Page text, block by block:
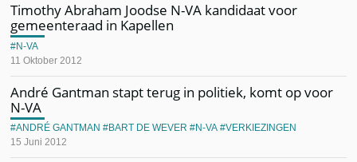
Timothy Abraham Joodse N-VA kandidaat voor
gemeenteraad in Kapellen
11 Oktober 2012
N-VA
André Gantman stapt terug in politiek, komt op voor
N-VA
15 Juni 2012
ANDRÉ GANTMAN BART DE WEVER N-VA VERKIEZINGEN